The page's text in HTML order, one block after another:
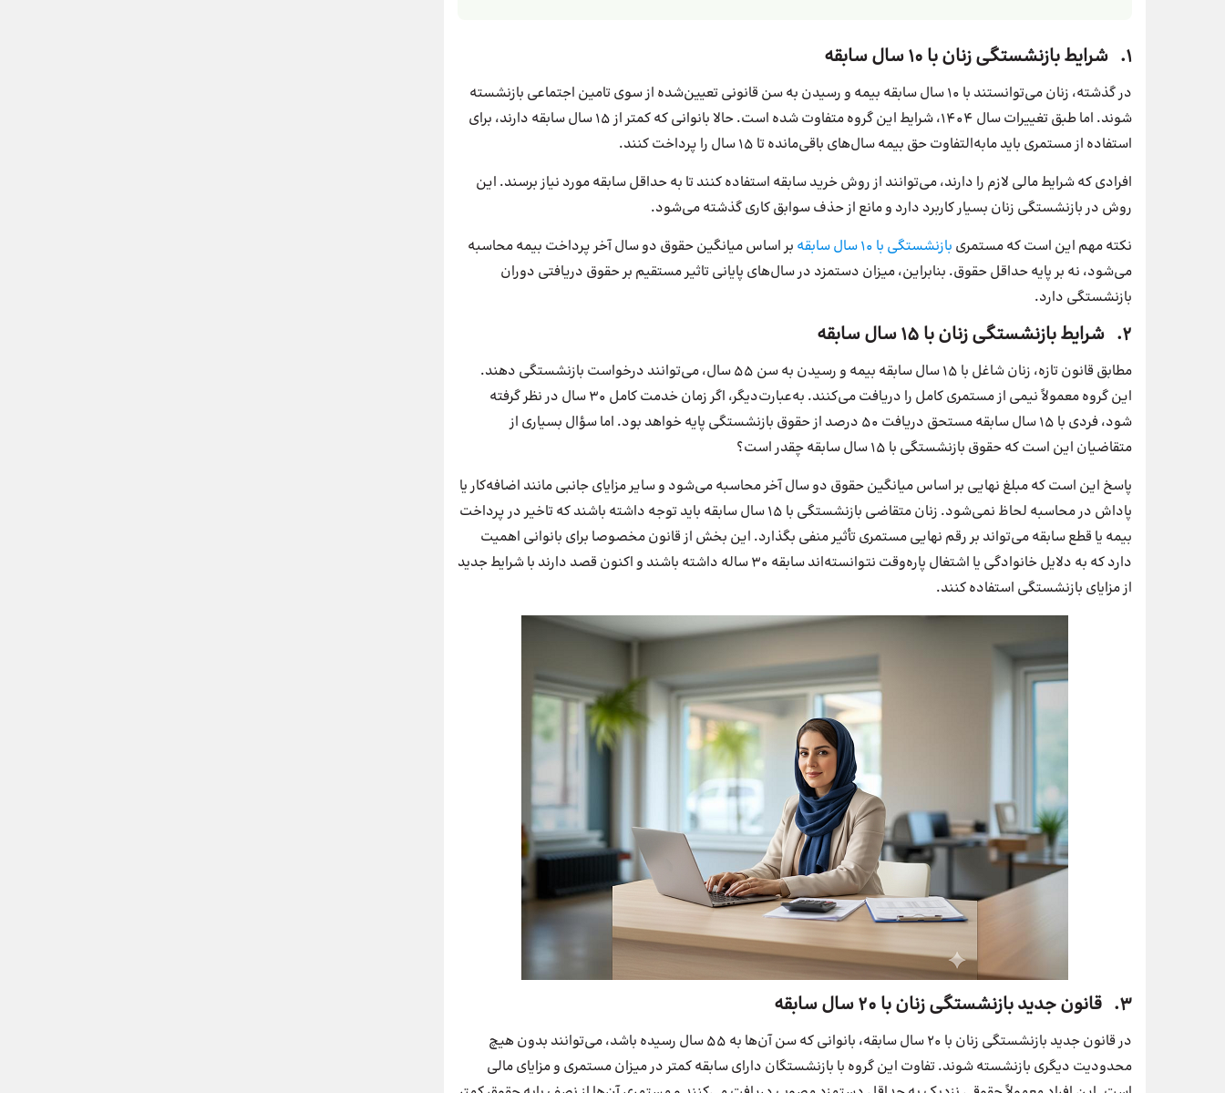
1. شرایط بازنشستگی زنان با ۱۰ سال سابقه
در گذشته، زنان می‌توانستند با ۱۰ سال سابقه بیمه و رسیدن به سن قانونی تعیین‌شده از سوی تامین اجتماعی بازنشسته
شوند. اما طبق تغییرات سال ۱۴۰۴، شرایط این گروه متفاوت شده است. حالا بانوانی که کمتر از ۱۵ سال سابقه دارند، برای
استفاده از مستمری باید مابه‌التفاوت حق بیمه سال‌های باقی‌مانده تا ۱۵ سال را پرداخت کنند.
افرادی که شرایط مالی لازم را دارند، می‌توانند از روش خرید سابقه استفاده کنند تا به حداقل سابقه مورد نیاز برسند. این
روش در بازنشستگی زنان بسیار کاربرد دارد و مانع از حذف سوابق کاری گذشته می‌شود.
نکته مهم این است که مستمری بازنشستگی با سالسابقه بر اساس میانگین حقوق دو سال آخر پرداخت بیمه محاسبه
می‌شود، نه بر پایه حداقل حقوق. بنابراین، میزان دستمزد در سال‌های پایانی تاثیر مستقیم بر حقوق دریافتی دوران
بازنشستگی دارد.
2. شرایط بازنشستگی زنان با ۱۵ سال سابقه
مطابق قانون تازه، زنان شاغل با ۱۵ سال سابقه بیمه و رسیدن به سن ۵۵ سال، می‌توانند درخواست بازنشستگی دهند.
این گروه معمولاً نیمی از مستمری کامل را دریافت می‌کنند. به‌عبارت‌دیگر، اگر زمان خدمت کامل ۳۰ سال در نظر گرفته
شود، فردی با ۱۵ سال سابقه مستحق دریافت ۵۰ درصد از حقوق بازنشستگی پایه خواهد بود. اما سؤال بسیاری از
متقاضیان این است که حقوق بازنشستگی با ۱۵ سال سابقه چقدر است؟
پاسخ این است که مبلغ نهایی بر اساس میانگین حقوق دو سال آخر محاسبه می‌شود و سایر مزایای جانبی مانند اضافه‌کار یا
پاداش در محاسبه لحاظ نمی‌شود. زنان متقاضی بازنشستگی با ۱۵ سال سابقه باید توجه داشته باشند که تاخیر در پرداخت
بیمه یا قطع سابقه می‌تواند بر رقم نهایی مستمری تأثیر منفی بگذارد. این بخش از قانون مخصوصا برای بانوانی اهمیت
دارد که به دلایل خانوادگی یا اشتغال پاره‌وقت نتوانسته‌اند سابقه ۳۰ ساله داشته باشند و اکنون قصد دارند با شرایط جدید
از مزایای بازنشستگی استفاده کنند.
3. قانون جدید بازنشستگی زنان با 20 سال سابقه
در قانون جدید بازنشستگی زنان با 20 سال سابقه، بانوانی که سن آن‌ها به ۵۵ سال رسیده باشد، می‌توانند بدون هیچ
محدودیت دیگری بازنشسته شوند. تفاوت این گروه با بازنشستگان دارای سابقه کمتر در میزان مستمری و مزایای مالی